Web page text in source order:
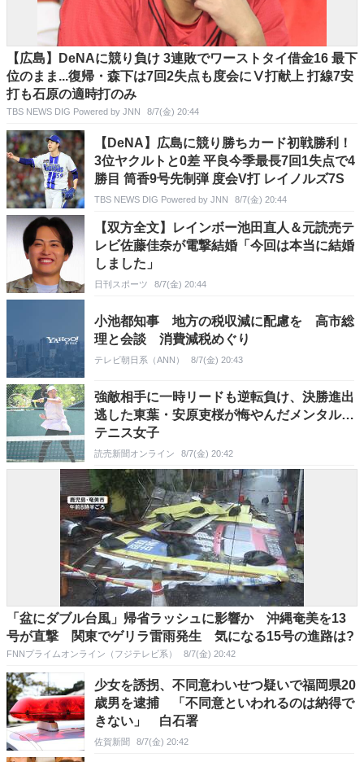
【広島】DeNAに競り負け 3連敗でワーストタイ借金16 最下
位のまま...復帰・森下は7回2失点も度会にⅤ打献上 打線7安
打も石原の適時打のみ
TBS NEWS DIG Powered by JNN 8/7(金) 20:44
【DeNA】広島に競り勝ちカード初戦勝利！
3位ヤクルトと0差 平良今季最長7回1失点で4
勝目 筒香9号先制弾 度会V打 レイノルズ7S
TBS NEWS DIG Powered by JNN 8/7(金) 20:44
【双方全文】レインボー池田直人＆元読売テ
レビ佐藤佳奈が電撃結婚「今回は本当に結婚
しました」
日刊スポーツ 8/7(金) 20:44
小池都知事 地方の税収減に配慮を 高市総
理と会談 消費減税めぐり
テレビ朝日系（ANN） 8/7(金) 20:43
強敵相手に一時リードも逆転負け、決勝進出
逃した東葉・安原吏桜が悔やんだメンタル…
テニス女子
読売新聞オンライン 8/7(金) 20:42
「盆にダブル台風」帰省ラッシュに影響か 沖縄奄美を13
号が直撃 関東でゲリラ雷雨発生 気になる15号の進路は?
FNNプライムオンライン（フジテレビ系） 8/7(金) 20:42
少女を誘拐、不同意わいせつ疑いで福岡県20
歳男を逮捕 「不同意といわれるのは納得で
きない」 白石署
佐賀新聞 8/7(金) 20:42